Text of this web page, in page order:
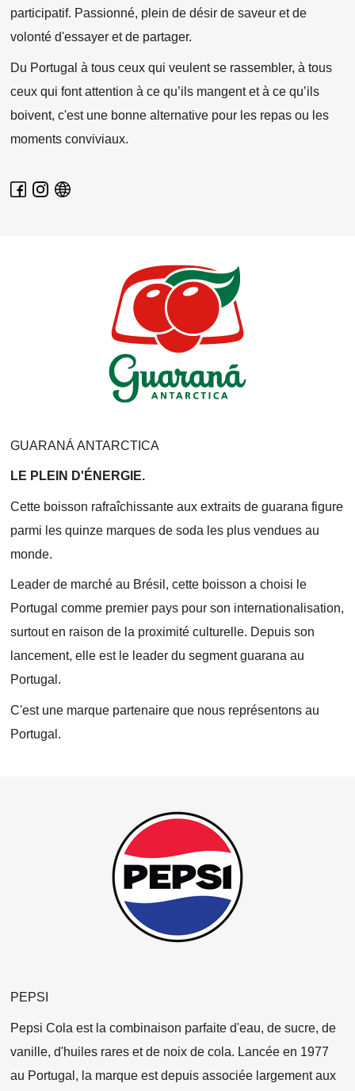
participatif. Passionné, plein de désir de saveur et de
volonté d'essayer et de partager.
Du Portugal à tous ceux qui veulent se rassembler, à tous
ceux qui font attention à ce qu’ils mangent et à ce qu’ils
boivent, c'est une bonne alternative pour les repas ou les
moments conviviaux.
GUARANÁ ANTARCTICA
LE PLEIN D'ÉNERGIE.
Cette boisson rafraîchissante aux extraits de guarana figure
parmi les quinze marques de soda les plus vendues au
monde.
Leader de marché au Brésil, cette boisson a choisi le
Portugal comme premier pays pour son internationalisation,
surtout en raison de la proximité culturelle. Depuis son
lancement, elle est le leader du segment guarana au
Portugal.
C'est une marque partenaire que nous représentons au
Portugal.
PEPSI
Pepsi Cola est la combinaison parfaite d'eau, de sucre, de
vanille, d'huiles rares et de noix de cola. Lancée en 1977
au Portugal, la marque est depuis associée largement aux